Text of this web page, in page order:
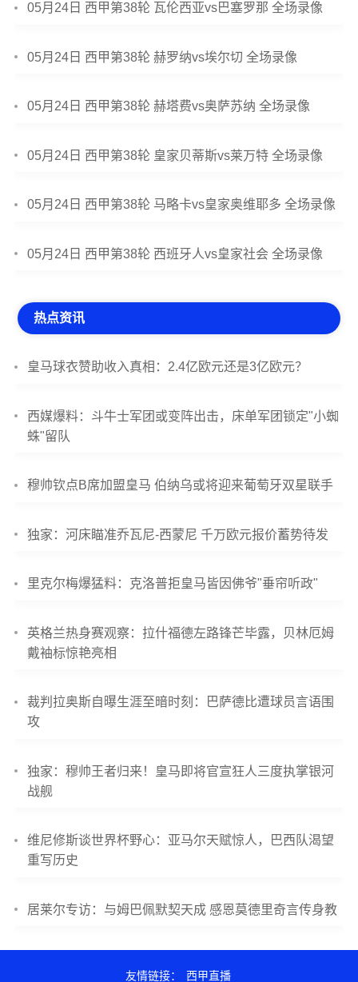
05月24日 西甲第38轮 瓦伦西亚vs巴塞罗那 全场录像
05月24日 西甲第38轮 赫罗纳vs埃尔切 全场录像
05月24日 西甲第38轮 赫塔费vs奥萨苏纳 全场录像
05月24日 西甲第38轮 皇家贝蒂斯vs莱万特 全场录像
05月24日 西甲第38轮 马略卡vs皇家奥维耶多 全场录像
05月24日 西甲第38轮 西班牙人vs皇家社会 全场录像
热点资讯
皇马球衣赞助收入真相：2.4亿欧元还是3亿欧元？
西媒爆料：斗牛士军团或变阵出击，床单军团锁定"小蜘
蛛"留队
穆帅钦点B席加盟皇马 伯纳乌或将迎来葡萄牙双星联手
独家：河床瞄准乔瓦尼-西蒙尼 千万欧元报价蓄势待发
里克尔梅爆猛料：克洛普拒皇马皆因佛爷"垂帘听政"
英格兰热身赛观察：拉什福德左路锋芒毕露，贝林厄姆
戴袖标惊艳亮相
裁判拉奥斯自曝生涯至暗时刻：巴萨德比遭球员言语围
攻
独家：穆帅王者归来！皇马即将官宣狂人三度执掌银河
战舰
维尼修斯谈世界杯野心：亚马尔天赋惊人，巴西队渴望
重写历史
居莱尔专访：与姆巴佩默契天成 感恩莫德里奇言传身教
友情链接： 西甲直播